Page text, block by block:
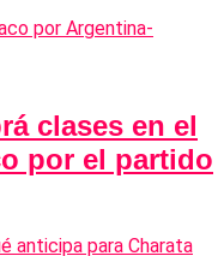
clases en el
por el partido